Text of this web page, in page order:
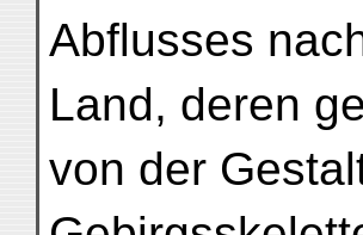
Abflusses
Land, deren
von der